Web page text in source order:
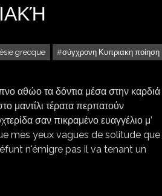
grecque
σύγχρονη Κυπριακη ποίηση
αθώο τα δόντια μέσα στην καρδιά
μαντίλι τέρατα περπατούν
σαν πικραμένο ευαγγέλιο μ’
mes yeux vagues de solitude que
n'émigre pas il va tenant un